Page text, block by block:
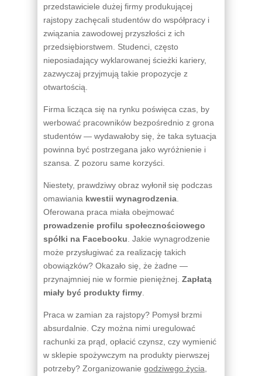
przedstawiciele dużej firmy produkującej
rajstopy zachęcali studentów do współpracy i
związania zawodowej przyszłości z ich
przedsiębiorstwem. Studenci, często
nieposiadający wyklarowanej ścieżki kariery,
zazwyczaj przyjmują takie propozycje z
otwartością.
Firma licząca się na rynku poświęca czas, by
werbować pracowników bezpośrednio z grona
studentów — wydawałoby się, że taka sytuacja
powinna być postrzegana jako wyróżnienie i
szansa. Z pozoru same korzyści.
Niestety, prawdziwy obraz wyłonił się podczas
omawiania kwestii wynagrodzenia
Oferowana praca miała obejmować
prowadzenie profilu społecznościowego
spółki na Facebooku . Jakie wynagrodzenie
może przysługiwać za realizację takich
obowiązków? Okazało się, że żadne —
przynajmniej nie w formie pieniężnej. Zapłatą
miały być produkty firmy
Praca w zamian za rajstopy? Pomysł brzmi
absurdalnie. Czy można nimi uregulować
rachunki za prąd, opłacić czynsz, czy wymienić
w sklepie spożywczym na produkty pierwszej
potrzeby? Zorganizowanie godziwego życia